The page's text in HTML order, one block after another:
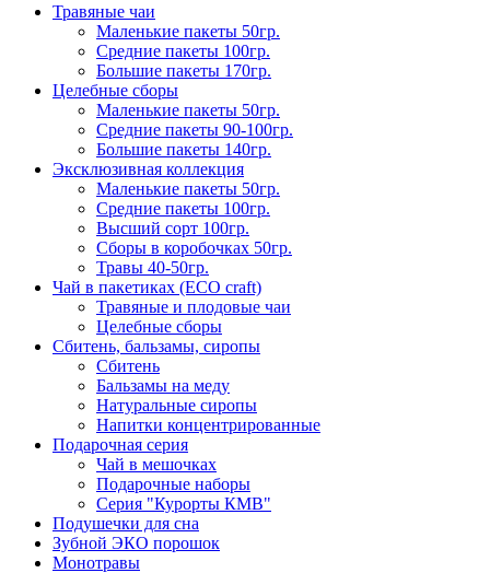
Травяные чаи
Маленькие пакеты 50гр.
Средние пакеты 100гр.
Большие пакеты 170гр.
Целебные сборы
Маленькие пакеты 50гр.
Средние пакеты 90-100гр.
Большие пакеты 140гр.
Эксклюзивная коллекция
Маленькие пакеты 50гр.
Средние пакеты 100гр.
Высший сорт 100гр.
Сборы в коробочках 50гр.
Травы 40-50гр.
Чай в пакетиках (ECO craft)
Травяные и плодовые чаи
Целебные сборы
Сбитень, бальзамы, сиропы
Сбитень
Бальзамы на меду
Натуральные сиропы
Напитки концентрированные
Подарочная серия
Чай в мешочках
Подарочные наборы
Серия "Курорты КМВ"
Подушечки для сна
Зубной ЭКО порошок
Монотравы